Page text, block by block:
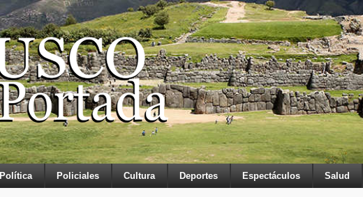
Política Policiales Cultura Deportes Espectáculos Salud